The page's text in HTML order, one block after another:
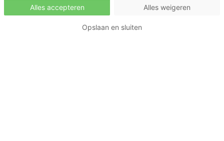
Alles accepteren Alles weigeren
Opslaan en sluiten